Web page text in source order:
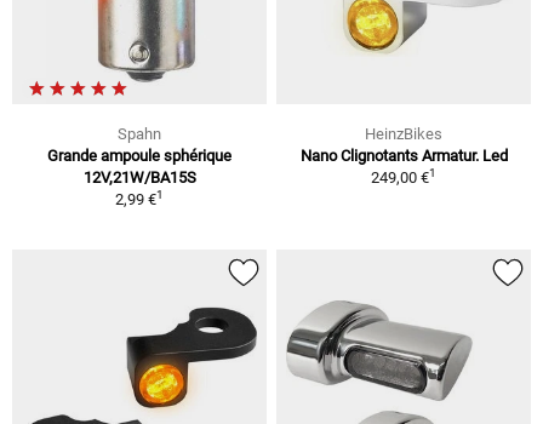
Spahn
Grande ampoule sphérique
12V,21W/BA15S
2,99 €1
HeinzBikes
Nano Clignotants Armatur. Led
249,00 €1